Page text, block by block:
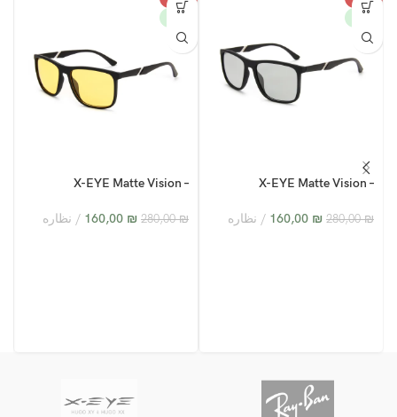
X-EYE Matte Vision –
280,00₪
160,00 ₪ نظاره
X-EYE Matte Vision –
280,00₪
160,00 ₪ نظاره